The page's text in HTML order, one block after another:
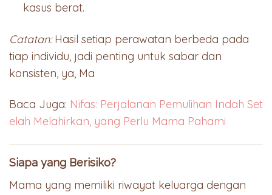
kasus berat.
Catatan:Hasil setiap perawatan berbeda pada
tiap individu, jadi penting untuk sabar dan
konsisten, ya, Ma
Baca Juga: Nifas: Perjalanan Pemulihan Indah Set
elah Melahirkan, yang Perlu Mama Pahami
Siapa yang Berisiko?
Mama yang memiliki riwayat keluarga dengan